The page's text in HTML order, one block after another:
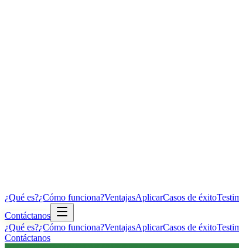
¿Qué es?¿Cómo funciona?VentajasAplicarCasos de éxito
Contáctanos
¿Qué es?¿Cómo funciona?VentajasAplicarCasos de éxito
Contáctanos